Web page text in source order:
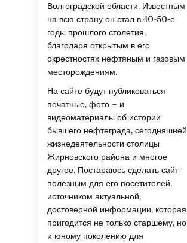
Волгоградской области. Известным
на всю страну он стал в 40-50-е
годы прошлого столетия,
благодаря открытым в его
окрестностях нефтяным и газовым
месторождениям.
На сайте будут публиковаться
печатные, фото – и
видеоматериалы об истории
бывшего нефтеграда, сегодняшней
жизнедеятельности столицы
Жирновского района и многое
другое. Постараюсь сделать сайт
полезным для его посетителей,
источником актуальной,
достоверной информации, которая
пригодится не только старшему, но
и юному поколению для